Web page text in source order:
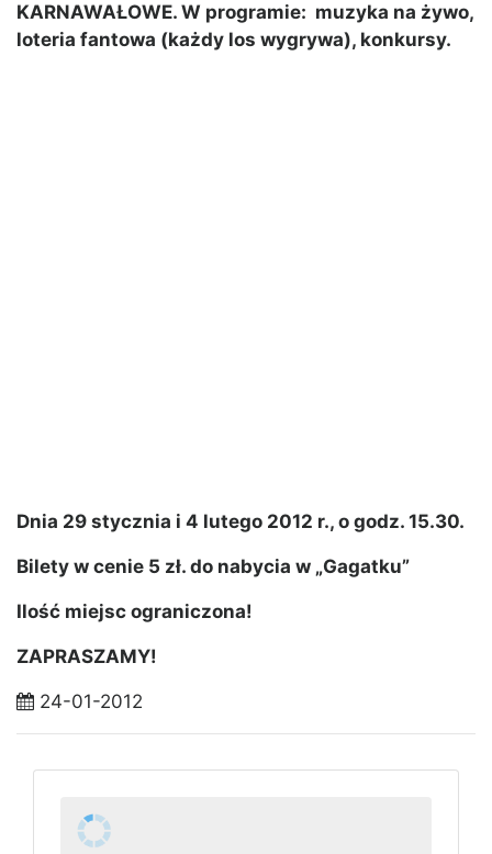
KARNAWAŁOWE. W programie: muzyka na żywo,
loteria fantowa (każdy los wygrywa), konkursy.
Dnia 29 stycznia i 4 lutego 2012 r., o godz. 15.30.
Bilety w cenie 5 zł. do nabycia w „Gagatku”
Ilość miejsc ograniczona!
ZAPRASZAMY!
24-01-2012